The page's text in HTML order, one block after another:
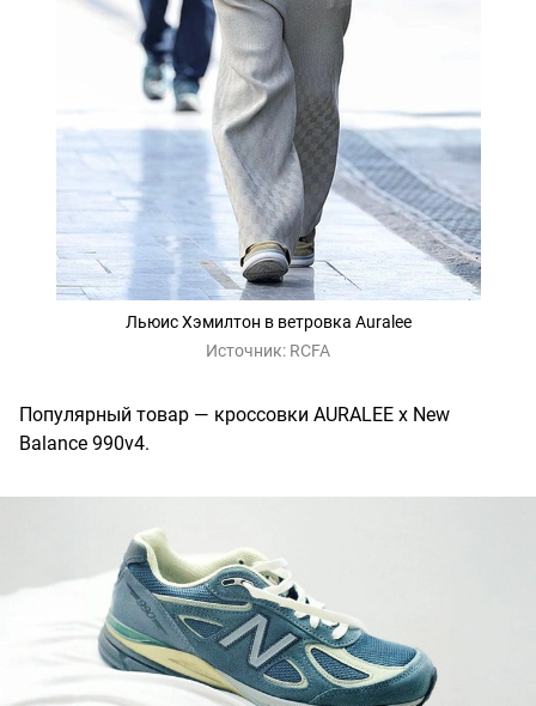
Льюис Хэмилтон в ветровка Auralee
Источник: RCFA
Популярный товар — кроссовки AURALEE x New
Balance 990v4.